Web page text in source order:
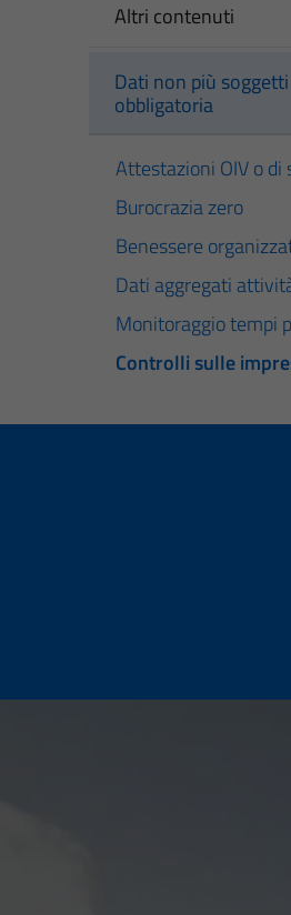
Altri contenuti
Dati non più
obbligatoria
Attestazioni OIV o
Burocrazia zero
Benessere
Dati aggregati
Monitoraggio tempi
Controlli sulle